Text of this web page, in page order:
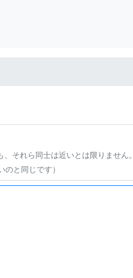
それら同士は近いとは限りません。
と同じです）